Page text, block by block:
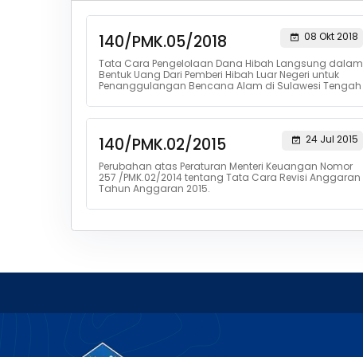
140/PMK.05/2018
08 Okt 2018
Tata Cara Pengelolaan Dana Hibah Langsung dalam
Bentuk Uang Dari Pemberi Hibah Luar Negeri untuk
Penanggulangan Bencana Alam di Sulawesi Tengah
140/PMK.02/2015
24 Jul 2015
Perubahan atas Peraturan Menteri Keuangan Nomor
257 /PMK.02/2014 tentang Tata Cara Revisi Anggaran
Tahun Anggaran 2015.